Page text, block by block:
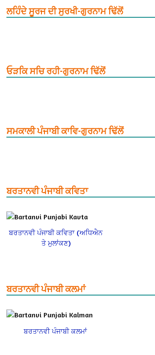
ਲਹਿੰਦੇ ਸੂਰਜ ਦੀ ਸੁਰਖੀ-ਗੁਰਨਾਮ ਢਿੱਲੋਂ
ਓੜਕਿ ਸਚਿ ਰਹੀ-ਗੁਰਨਾਮ ਢਿੱਲੋਂ
ਸਮਕਾਲੀ ਪੰਜਾਬੀ ਕਾਵਿ-ਗੁਰਨਾਮ ਢਿੱਲੋਂ
ਬਰਤਾਨਵੀ ਪੰਜਾਬੀ ਕਵਿਤਾ
ਬਰਤਾਨਵੀ ਪੰਜਾਬੀ ਕਵਿਤਾ (ਅਧਿਐਨ
ਤੇ ਮੁਲਾਂਕਣ)
ਬਰਤਾਨਵੀ ਪੰਜਾਬੀ ਕਲਮਾਂ
ਬਰਤਾਨਵੀ ਪੰਜਾਬੀ ਕਲਮਾਂ